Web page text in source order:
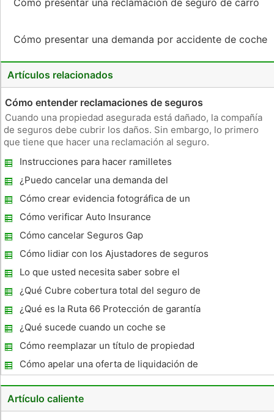
Cómo presentar una reclamación de seguro de carro
Cómo presentar una demanda por accidente de coche
Artículos relacionados
Cómo entender reclamaciones de seguros
Cuando una propiedad asegurada está dañado, la compañía
de seguros debe cubrir los daños. Sin embargo, lo primero
que tiene que hacer una reclamación al seguro.
próximo coche, casa, o incluso error barco ir un poco más
suave. En el momento del
Instrucciones para hacer ramilletes
¿Puedo cancelar una demanda del
accidente de coche?
Cómo crear evidencia fotográfica de un
accidente de coche
Cómo verificar Auto Insurance
Cómo cancelar Seguros Gap
Cómo lidiar con los Ajustadores de seguros
y resolver su reclamo
Lo que usted necesita saber sobre el
ajustador del seguro de coche
¿Qué Cubre cobertura total del seguro de
Auto?
¿Qué es la Ruta 66 Protección de garantía
extendida ?
¿Qué sucede cuando un coche se
totalizaron?
Cómo reemplazar un título de propiedad
perdida a un automóvil para el seguro
Cómo apelar una oferta de liquidación de
Seguros Auto
Artículo caliente